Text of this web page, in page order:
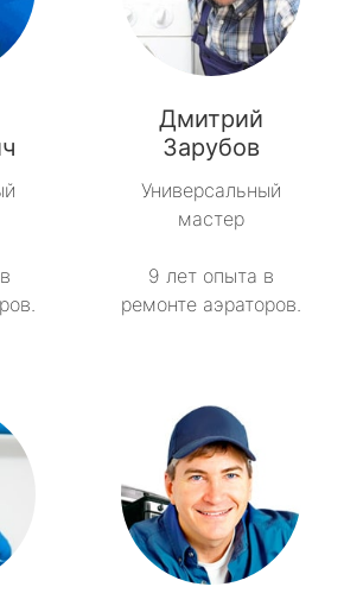
Дмитрий
Зарубов
Универсальный
мастер
9 лет опыта в
ремонте аэраторов.